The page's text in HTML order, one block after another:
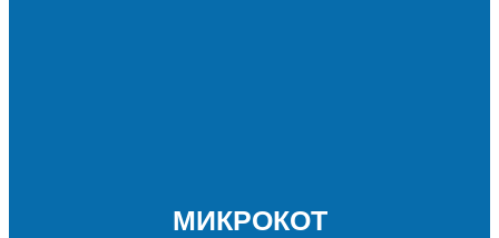
МИКРОКОТ